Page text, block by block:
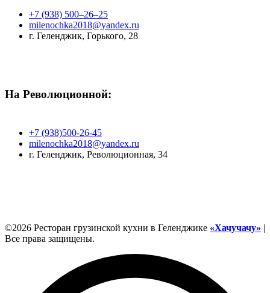
+7 (938) 500‒26‒25
milenochka2018@yandex.ru
г. Геленджик, Горького, 28
На Революционной:
+7 (938)500-26-45
milenochka2018@yandex.ru
г. Геленджик, Революционная, 34
©2026 Ресторан грузинской кухни в Геленджике «Хачучачу» |
Все права защищены.